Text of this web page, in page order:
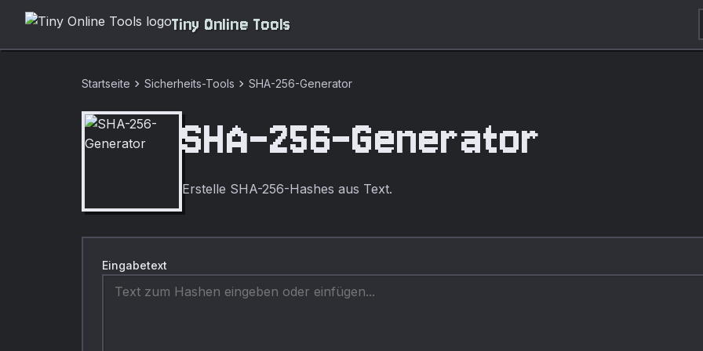
Tiny Online Tools
Startseite chevron_right Sicherheits-Tools chevron_right SHA-256-Generator
SHA-256-Generator
Erstelle SHA-256-Hashes aus Text.
Eingabetext